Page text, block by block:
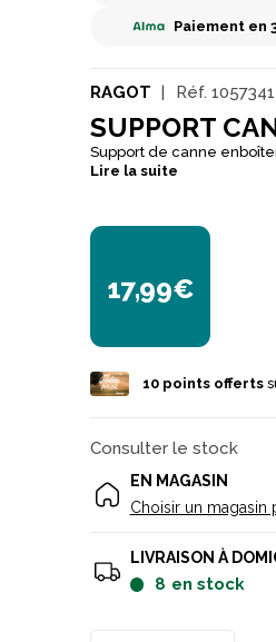
Paiement en
RAGOT Réf. 1057341
SUPPORT
Support de canne
Lire la suite
17,99€
10 points offerts
Consulter le stock
EN MAGASIN
Choisir un
LIVRAISON À
8 en stock